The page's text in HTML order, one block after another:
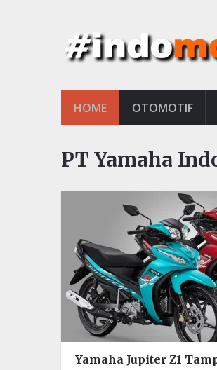
HOME OTOMOTIF
PT Yamaha
Yamaha Jupiter Z1